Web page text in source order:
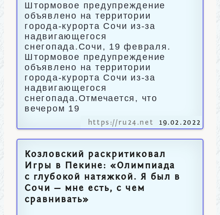
Штормовое предупреждение
объявлено на территории
города-курорта Сочи из-за
надвигающегося
снегопада.Сочи, 19 февраля.
Штормовое предупреждение
объявлено на территории
города-курорта Сочи из-за
надвигающегося
снегопада.Отмечается, что
вечером 19
https://ru24.net 19.02.2022
Козловский раскритиковал
Игры в Пекине: «Олимпиада
с глубокой натяжкой. Я был в
Сочи — мне есть, с чем
сравнивать»